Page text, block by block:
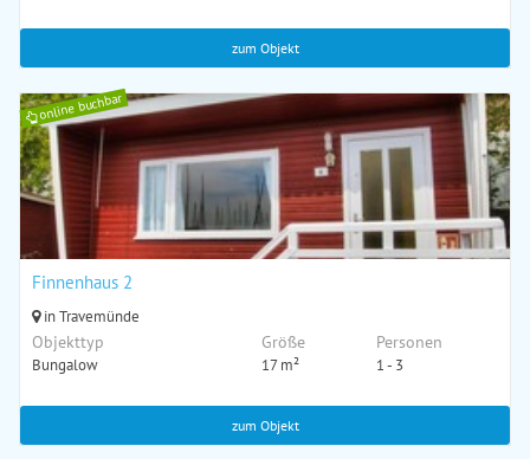
zum Objekt
online buchbar
Finnenhaus 2
in Travemünde
Objekttyp
Bungalow
Größe
17 m²
Personen
1 - 3
zum Objekt